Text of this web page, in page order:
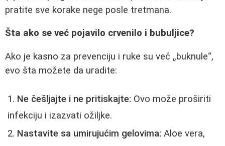
pratite sve korake nege posle tretmana.
Šta ako se već pojavilo crvenilo i bubuljice?
Ako je kasno za prevenciju i ruke su već „buknule“,
evo šta možete da uradite:
Ne češljajte i ne pritiskajte: Ovo može proširiti
infekciju i izazvati ožiljke.
Nastavite sa umirujućim gelovima: Aloe vera,